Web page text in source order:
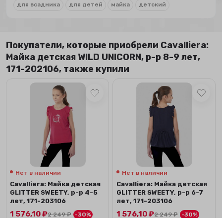
для всадника для детей майка детский
Покупатели, которые приобрели Сavalliera:
Майка детская WILD UNICORN, р-р 8-9 лет,
171-202106, также купили
Нет в наличии
Сavalliera: Майка детская
GLITTER SWEETY, р-р 4-5
лет, 171-203106
1 576,10₽2 249₽ -30%
Нет в наличии
Сavalliera: Майка детская
GLITTER SWEETY, р-р 6-7
лет, 171-203106
1 576,10₽2 249₽ -30%